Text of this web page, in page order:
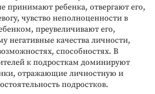
принимают ребенка, отвергают его,
чувство неполноценности в
преувеличивают его,
негативные качества личности,
способностях. В
к подросткам доминируют
отражающие личностную и
подростков.